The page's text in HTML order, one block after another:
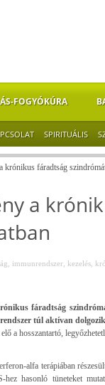
FOGYÓKÚRA
SPIRITUÁLIS
krónikus fáradtság
a
immunrendszer kezelés
fáradtság
túl aktívan
a hosszantartó,
alfa terápiában
hez hasonló tüneteket